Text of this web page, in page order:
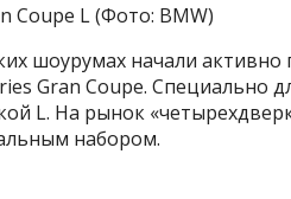
Coupe L (Фото: BMW)
шоурумах начали
Gran Coupe. Специально
L. На рынок
набором.